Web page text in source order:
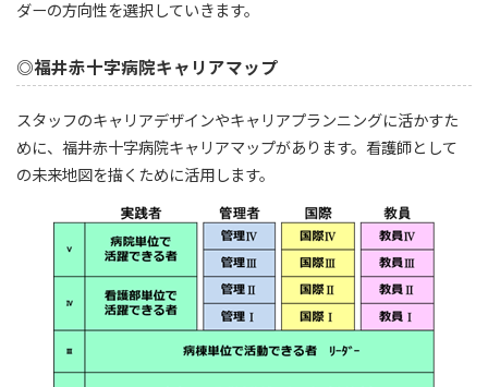
ダーの方向性を選択していきます。
◎福井赤十字病院キャリアマップ
スタッフのキャリアデザインやキャリアプランニングに活かすた
めに、福井赤十字病院キャリアマップがあります。看護師として
の未来地図を描くために活用します。